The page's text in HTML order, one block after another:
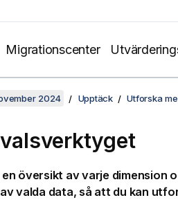
Migrationscenter
2024 Upptäck Utforska
översikt av varje dimension
valda data, så att du kan